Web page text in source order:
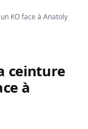
KO face à Anatoly
ceinture
à